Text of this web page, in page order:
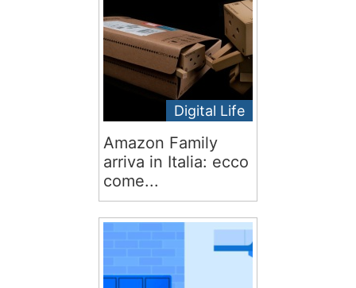
Digital Life
Amazon Family
arriva in Italia: ecco
come...